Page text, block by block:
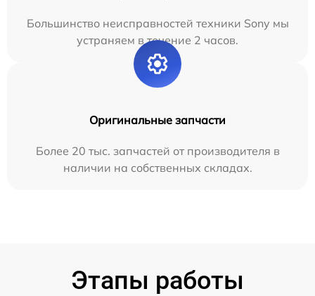
Большинство неисправностей техники Sony мы
устраняем в течение 2 часов.
Оригинальные запчасти
Более 20 тыс. запчастей от производителя в
наличии на собственных складах.
Этапы работы